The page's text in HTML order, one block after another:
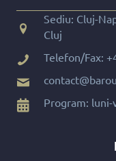
Sediu: Cluj-
Cluj
Telefon/Fax:
Program: